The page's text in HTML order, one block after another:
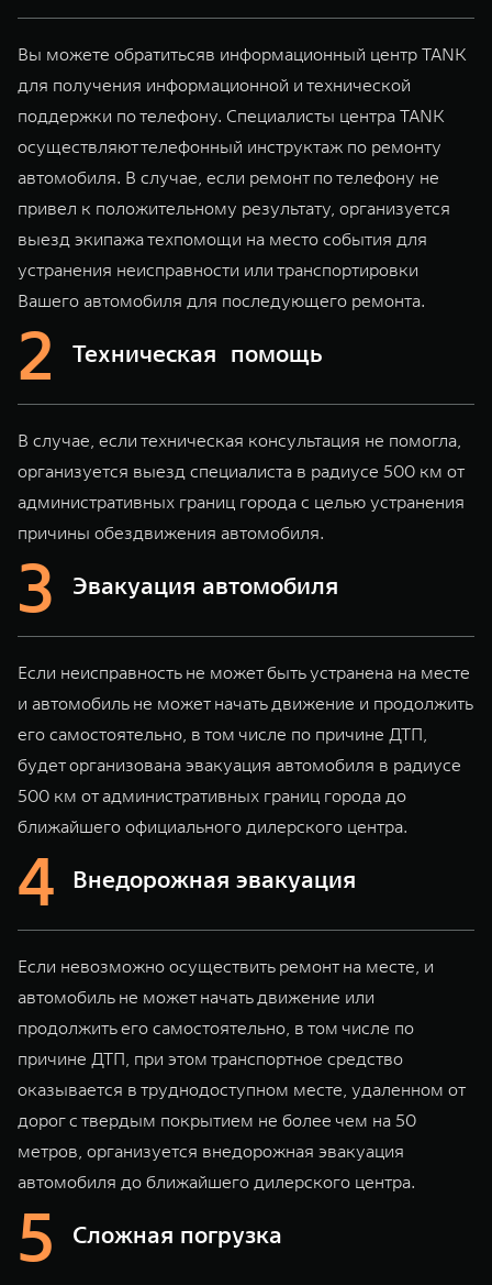
TANK 500
Веди за собой
от 6 499 000 ₽
TANK 700
от 10 199 000 ₽
WEY 07
от 6 149 000 ₽
WEY 05
Эстетика нового времени
WEY 80
Масштаб возможностей
WEY 80 Лаундж
Масштаб возможностей
Корпоративным клиентам
TANK ФИНАНСЫ
TANK Кредит
TANK Страхование
Специальные предложения
Моторные масла
ЦИФРОВЫЕ СЕРВИСЫ TANK
Подписки
Вы можете обратитьсяв информационный центр TANK
для получения информационной и технической
поддержки по телефону. Специалисты центра TANK
осуществляют телефонный инструктаж по ремонту
автомобиля. В случае, если ремонт по телефону не
привел к положительному результату, организуется
выезд экипажа техпомощи на место события для
устранения неисправности или транспортировки
Вашего автомобиля для последующего ремонта.
Техническая помощь
В случае, если техническая консультация не помогла,
организуется выезд специалиста в радиусе 500 км от
административных границ города с целью устранения
причины обездвижения автомобиля.
Эвакуация автомобиля
Если неисправность не может быть устранена на месте
и автомобиль не может начать движение и продолжить
его самостоятельно, в том числе по причине ДТП,
будет организована эвакуация автомобиля в радиусе
500 км от административных границ города до
ближайшего официального дилерского центра.
Внедорожная эвакуация
Если невозможно осуществить ремонт на месте, и
автомобиль не может начать движение или
продолжить его самостоятельно, в том числе по
причине ДТП, при этом транспортное средство
оказывается в труднодоступном месте, удаленном от
дорог с твердым покрытием не более чем на 50
метров, организуется внедорожная эвакуация
автомобиля до ближайшего дилерского центра.
Сложная погрузка